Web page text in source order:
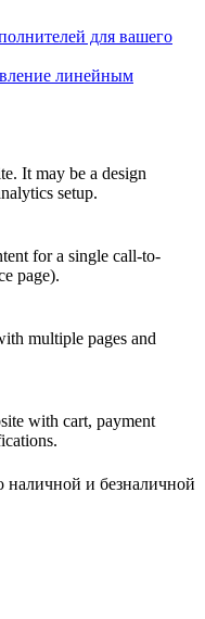
для вашего
линейным
It may be a design
setup.
for a single call-to-
page).
multiple pages and
with cart, payment
наличной и безналичной